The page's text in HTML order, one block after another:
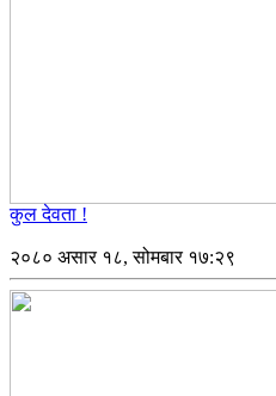
कुल देवता !
२०८० असार १८, सोमबार १७:२९